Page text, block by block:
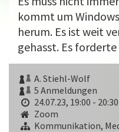
kommt um
herum. Es ist weit
gehasst. Es forderte
A. Stiehl-Wolf
5 Anmeldungen
24.07.23, 19:00 - 20:30
Zoom
Kommunikation,